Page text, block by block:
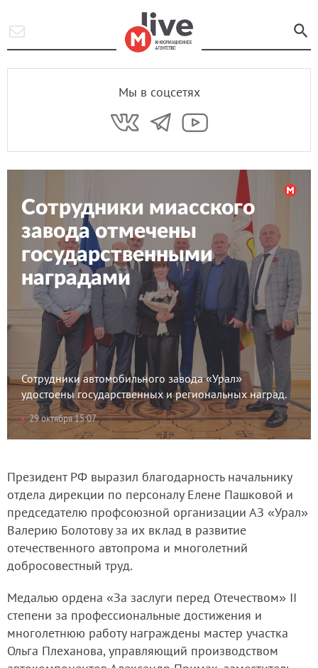
Мы в соцсетях
Сотрудники миасского
завода отмечены
государственными
наградами
Сотрудники автомобильного завода «Урал»
удостоены государственных и региональных наград.
29 октября 15:07
Президент РФ выразил благодарность начальнику
отдела дирекции по персоналу Елене Пашковой и
председателю профсоюзной организации АЗ «Урал»
Валерию Болотову за их вклад в развитие
отечественного автопрома и многолетний
добросовестный труд.
Медалью ордена «За заслуги перед Отечеством» II
степени за профессиональные достижения и
многолетнюю работу награждены мастер участка
Ольга Плеханова, управляющий производством